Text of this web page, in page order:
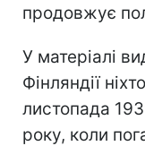
продовжує
У матеріалі
Фінляндії
листопада
року, коли